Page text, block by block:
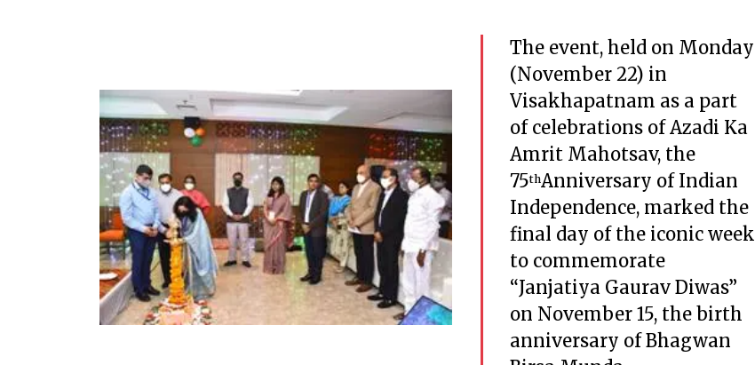
The event, held on Monday
(November 22) in
Visakhapatnam as a part
of celebrations of Azadi Ka
Amrit Mahotsav, the
75thAnniversary of Indian
Independence, marked the
final day of the iconic week
to commemorate
“Janjatiya Gaurav Diwas”
on November 15, the birth
anniversary of Bhagwan